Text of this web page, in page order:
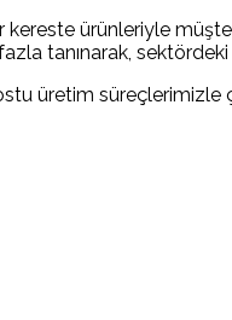
ürünleriyle
tanınarak,
üretim süreçlerimizle